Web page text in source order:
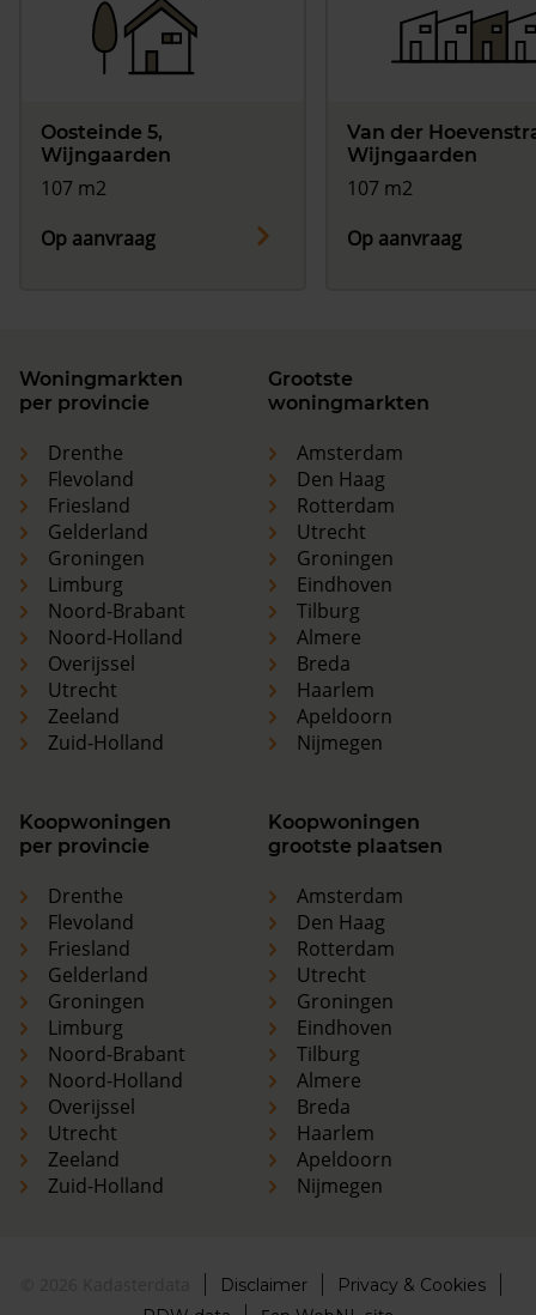
Oosteinde 5,
Wijngaarden
107 m2
Op aanvraag
Van der
Wijngaarden
107 m2
Op aanvraag
Woningmarkten
per provincie
Drenthe
Flevoland
Friesland
Gelderland
Groningen
Limburg
Noord-Brabant
Noord-Holland
Overijssel
Utrecht
Zeeland
Zuid-Holland
Grootste
woningmarkten
Amsterdam
Den Haag
Rotterdam
Utrecht
Groningen
Eindhoven
Tilburg
Almere
Breda
Haarlem
Apeldoorn
Nijmegen
Koopwoningen
per provincie
Drenthe
Flevoland
Friesland
Gelderland
Groningen
Limburg
Noord-Brabant
Noord-Holland
Overijssel
Utrecht
Zeeland
Zuid-Holland
Koopwoningen
grootste plaatsen
Amsterdam
Den Haag
Rotterdam
Utrecht
Groningen
Eindhoven
Tilburg
Almere
Breda
Haarlem
Apeldoorn
Nijmegen
Disclaimer
Privacy & Cookies